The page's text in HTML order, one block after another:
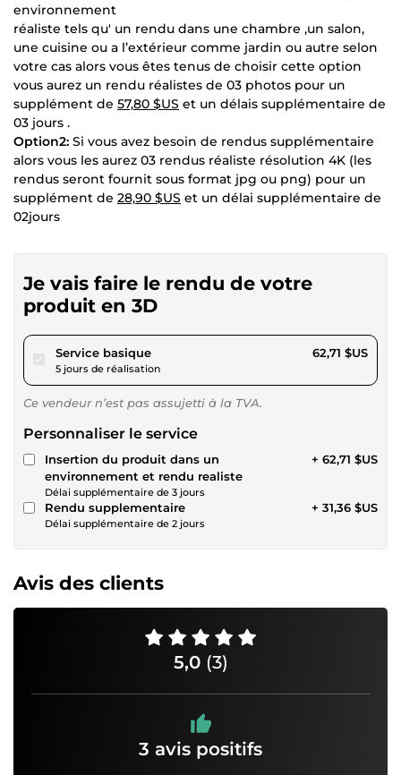
environnement
réaliste tels qu' un rendu dans une chambre ,un salon,
une cuisine ou a l’extérieur comme jardin ou autre selon
votre cas alors vous êtes tenus de choisir cette option
vous aurez un rendu réalistes de 03 photos pour un
supplément de 57,80 $US et un délais supplémentaire de
03 jours .
Option2: Si vous avez besoin de rendus supplémentaire
alors vous les aurez 03 rendus réaliste résolution 4K (les
rendus seront fournit sous format jpg ou png) pour un
supplément de 28,90 $US et un délai supplémentaire de
02jours
Je vais faire le rendu de votre
produit en 3D
Service basiquepour 57,80 $US
5 jours de réalisation
62,71 $US
Ce vendeur n’est pas assujetti à la TVA.
Personnaliser le service
Insertion du produit dans un
environnement et rendu realiste
Délai supplémentaire de 3 jours
+ 62,71 $US
Rendu supplementaire
Délai supplémentaire de 2 jours
+ 31,36 $US
Avis des clients
5,0 (3)
3 avis positifs